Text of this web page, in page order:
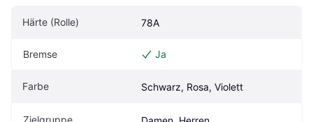
Härte (Rolle) 78A
Bremse Ja
Farbe Schwarz, Rosa, Violett
Zielgruppe